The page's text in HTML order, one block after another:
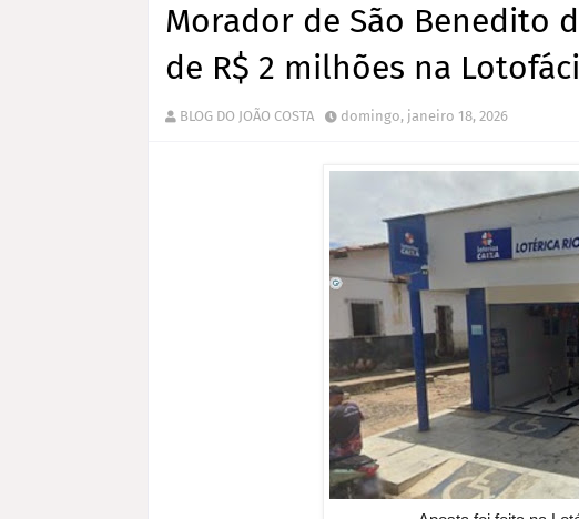
Morador de São Benedito
de R$ 2 milhões na
BLOG DO JOÃO COSTA domingo, janeiro 18, 2026